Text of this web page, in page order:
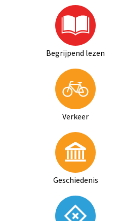
Begrijpend lezen
Verkeer
Geschiedenis